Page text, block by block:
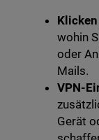
wohin
oder
Mails.
VPN-
Gerät